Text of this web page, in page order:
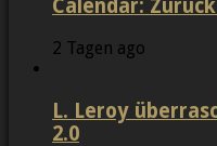
Calendar:
2 Tagen ago
L. Leroy
2.0